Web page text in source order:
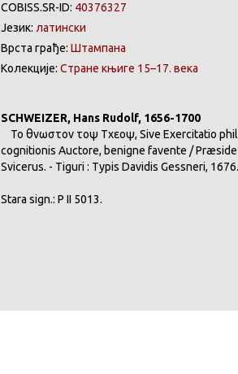
COBISS.SR-ID: 40376327
Језик: латински
Врста грађе: Штампана
Колекције: Стране књиге 15–17. века
SCHWEIZER, Hans Rudolf, 1656-1700
Το θνωστον τοψ Τχεοψ, Sive Exercitatio
cognitionis Auctore, benigne favente / Præside
Svicerus. - Tiguri : Typis Davidis Gessneri,
Stara sign.: Р II 5013.